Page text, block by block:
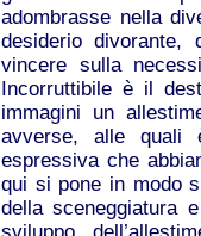
adombrasse nella
desiderio
vincere sulla
Incorruttibile è il
immagini un
avverse, alle quali
espressiva che
qui si pone in modo
della sceneggiatura